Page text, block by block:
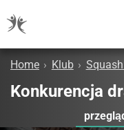
Home › Klub ›
Konkurencja